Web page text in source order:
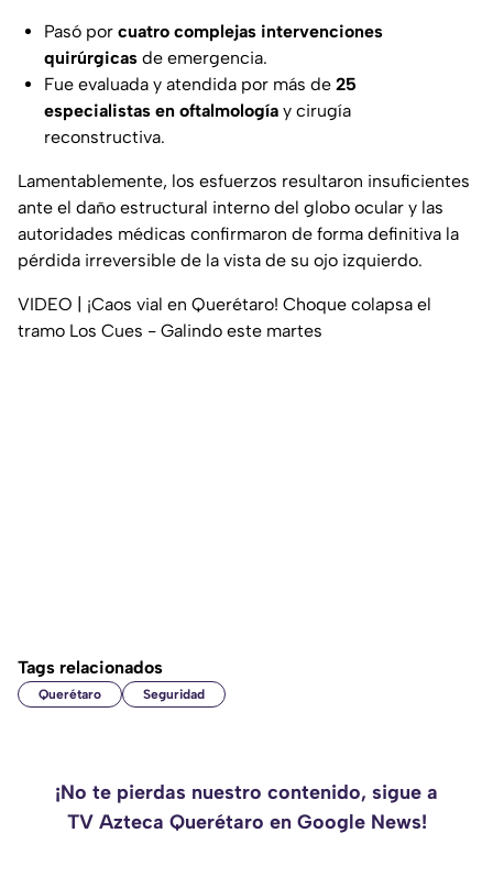
Pasó por cuatro complejas intervenciones
quirúrgicas de emergencia.
Fue evaluada y atendida por más de 25
especialistas en oftalmología y cirugía
reconstructiva.
Lamentablemente, los esfuerzos resultaron insuficientes
ante el daño estructural interno del globo ocular y las
autoridades médicas confirmaron de forma definitiva la
pérdida irreversible de la vista de su ojo izquierdo.
VIDEO | ¡Caos vial en Querétaro! Choque colapsa el
tramo Los Cues - Galindo este martes
Tags relacionados
Querétaro Seguridad
¡No te pierdas nuestro contenido, sigue a
TV Azteca Querétaro en Google News!